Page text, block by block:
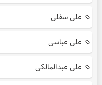
علی سفلی
علی عباسی
علی عبدالمالکی